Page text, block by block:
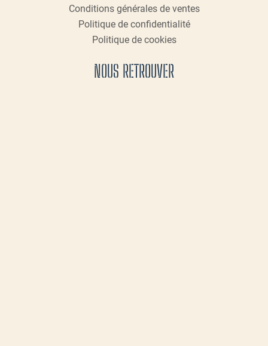
Conditions générales de ventes
Politique de confidentialité
Politique de cookies
NOUS RETROUVER